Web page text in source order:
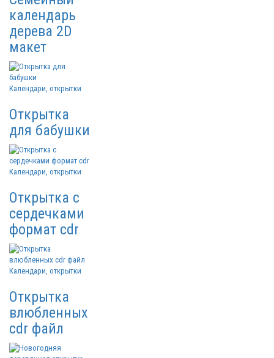
календарь
дерева 2D
макет
Календари, открытки
Открытка
для бабушки
Календари, открытки
Открытка с
сердечками
формат cdr
Календари, открытки
Открытка
влюбленных
cdr файл